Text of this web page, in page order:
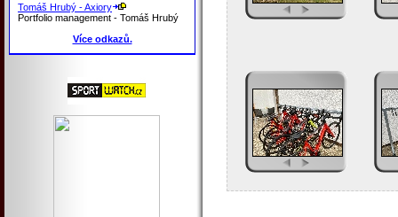
Tomáš Hrubý - Axiory
Portfolio management - Tomáš Hrubý
Více odkazů.